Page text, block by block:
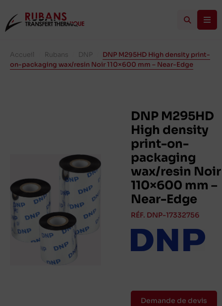
Accueil Rubans DNP
DNP M295HD High density print-
on-packaging wax/resin Noir 110×600 mm – Near-Edge
DNP M295HD
High density
print-on-
packaging
wax/resin Noir
110×600 mm –
Near-Edge
RÉF. DNP-17332756
Demande de devis